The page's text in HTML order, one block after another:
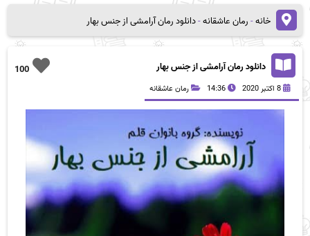
خانه-رمان عاشقانه-دانلود رمان آرامشی از جنس بهار
100 دانلود رمان آرامشی از جنس بهار
8 اکتبر 2020 14:36 رمان عاشقانه